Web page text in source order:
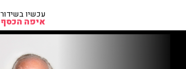
עכשיו בשידור
איפה הכסף